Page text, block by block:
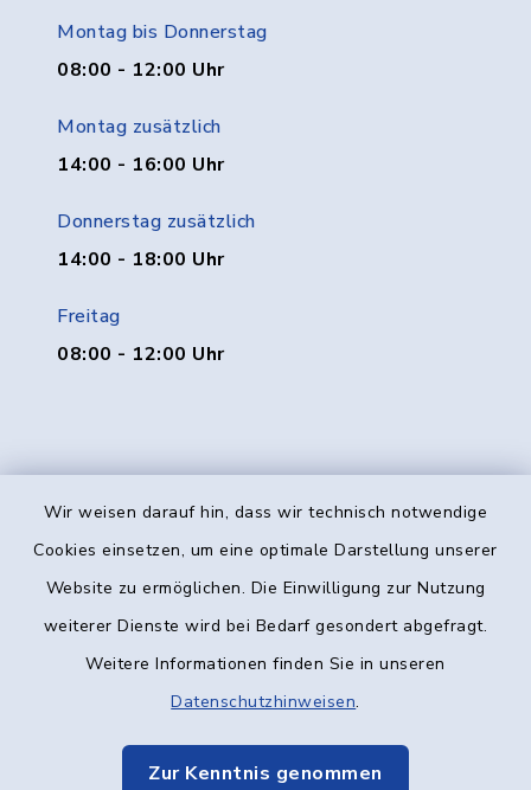
Wir weisen darauf hin, dass wir technisch notwendige
Cookies einsetzen, um eine optimale Darstellung unserer
Website zu ermöglichen. Die Einwilligung zur Nutzung
weiterer Dienste wird bei Bedarf gesondert abgefragt.
Weitere Informationen finden Sie in unseren
Datenschutzhinweisen.
Zur Kenntnis genommen
Montag bis Donnerstag
08:00 - 12:00 Uhr
Montag zusätzlich
14:00 - 16:00 Uhr
Donnerstag zusätzlich
14:00 - 18:00 Uhr
Freitag
08:00 - 12:00 Uhr
Kontakt
Datenschutz